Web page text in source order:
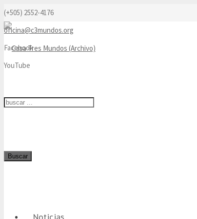
(+505) 2552-4176
oficina@c3mundos.org
Facebook
YouTube
Buscar
Noticias